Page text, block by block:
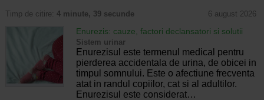
Timp de citire: 4 minute, 39 secunde 6 august 2026
Enurezis: cauze, factori declansatori si solutii
Sistem urinar
Enurezisul este termenul medical pentru
pierderea accidentala de urina, de obicei in
timpul somnului. Este o afectiune frecventa
atat in randul copiilor, cat si al adultilor.
Enurezisul este considerat…